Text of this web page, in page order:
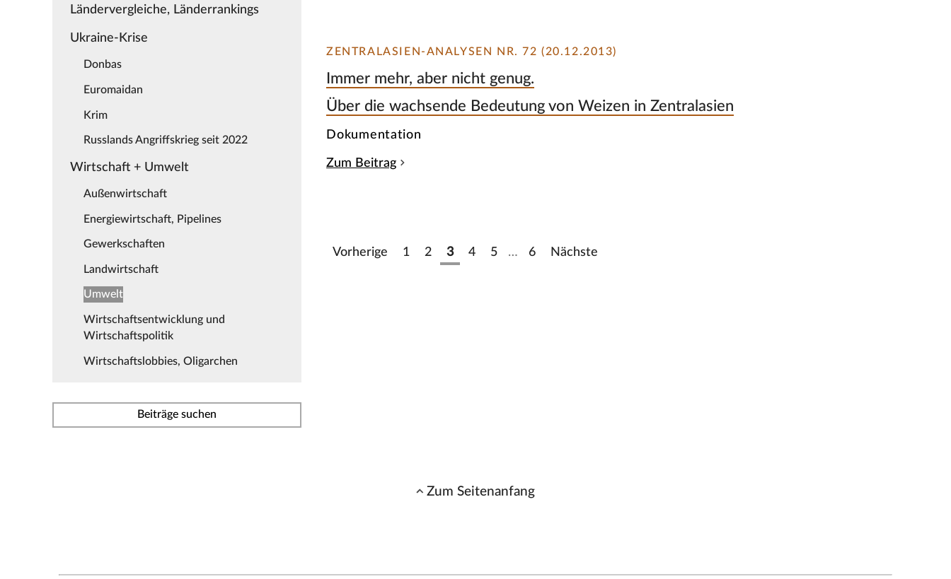
Ländervergleiche, Länderrankings
Ukraine-Krise
Donbas
Euromaidan
Krim
Russlands Angriffskrieg seit 2022
Wirtschaft + Umwelt
Außenwirtschaft
Energiewirtschaft, Pipelines
Gewerkschaften
Landwirtschaft
Umwelt
Wirtschaftsentwicklung und
Wirtschaftspolitik
Wirtschaftslobbies, Oligarchen
Beiträge suchen
ZENTRALASIEN-ANALYSEN NR. 72 (20.12.2013)
Immer mehr, aber nicht genug.
Über die wachsende Bedeutung von Weizen in Zentralasien
Dokumentation
Zum Beitrag
Vorherige 1 2 3 4 5 … 6 Nächste
Zum Seitenanfang